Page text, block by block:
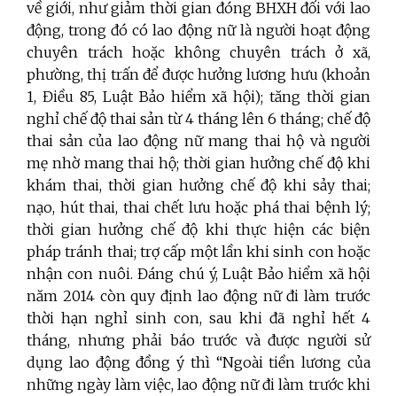
về giới, như giảm thời gian đóng BHXH đối với lao
động, trong đó có lao động nữ là người hoạt động
chuyên trách hoặc không chuyên trách ở xã,
phường, thị trấn để được hưởng lương hưu (khoản
1, Điều 85, Luật Bảo hiểm xã hội); tăng thời gian
nghỉ chế độ thai sản từ 4 tháng lên 6 tháng; chế độ
thai sản của lao động nữ mang thai hộ và người
mẹ nhờ mang thai hộ; thời gian hưởng chế độ khi
khám thai, thời gian hưởng chế độ khi sảy thai;
nạo, hút thai, thai chết lưu hoặc phá thai bệnh lý;
thời gian hưởng chế độ khi thực hiện các biện
pháp tránh thai; trợ cấp một lần khi sinh con hoặc
nhận con nuôi. Đáng chú ý, Luật Bảo hiểm xã hội
năm 2014 còn quy định lao động nữ đi làm trước
thời hạn nghỉ sinh con, sau khi đã nghỉ hết 4
tháng, nhưng phải báo trước và được người sử
dụng lao động đồng ý thì “Ngoài tiền lương của
những ngày làm việc, lao động nữ đi làm trước khi